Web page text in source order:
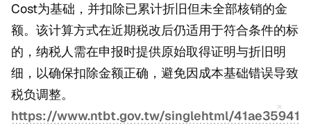
Cost为基础，并扣除已累计折旧但未全部核销的金
额。该计算方式在近期税改后仍适用于符合条件的标
的，纳税人需在申报时提供原始取得证明与折旧明
细，以确保扣除金额正确，避免因成本基础错误导致
税负调整。
https://www.ntbt.gov.tw/singlehtml/